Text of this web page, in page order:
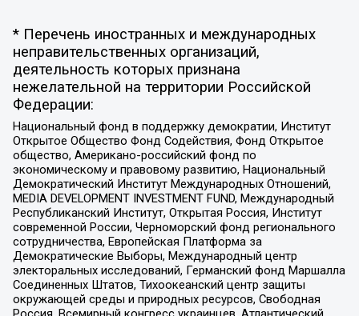
* Перечень иностранных и международных
неправительственных организаций,
деятельность которых признана
нежелательной на территории Российской
Федерации:
Национальный фонд в поддержку демократии, Институт
Открытое Общество Фонд Содействия, Фонд Открытое
общество, Американо-российский фонд по
экономическому и правовому развитию, Национальный
Демократический Институт Международных Отношений,
MEDIA DEVELOPMENT INVESTMENT FUND, Международный
Республиканский Институт, Открытая Россия, Институт
современной России, Черноморский фонд регионального
сотрудничества, Европейская Платформа за
Демократические Выборы, Международный центр
электоральных исследований, Германский фонд Маршалла
Соединенных Штатов, Тихоокеанский центр защиты
окружающей среды и природных ресурсов, Свободная